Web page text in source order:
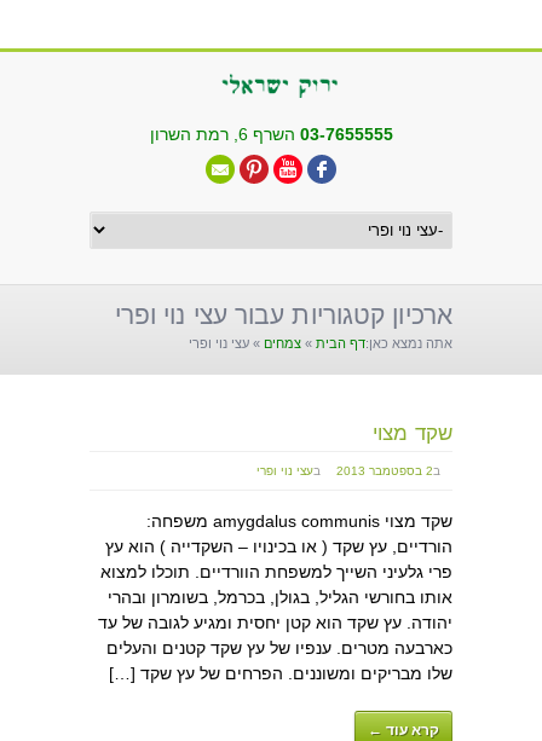
03-7655555 השרף 6, רמת השרון
ארכיון קטגוריות עבור עצי נוי ופרי
אתה נמצא כאן:דף הבית » צמחים » עצי נוי ופרי
שקד מצוי
ב2 בספטמבר 2013 בעצי נוי ופרי
שקד מצוי amygdalus communis משפחה:
הורדיים, עץ שקד ( או בכינויו – השקדייה ) הוא עץ
פרי גלעיני השייך למשפחת הוורדיים. תוכלו למצוא
אותו בחורשי הגליל, בגולן, בכרמל, בשומרון ובהרי
יהודה. עץ שקד הוא קטן יחסית ומגיע לגובה של עד
כארבעה מטרים. ענפיו של עץ שקד קטנים והעלים
שלו מבריקים ומשוננים. הפרחים של עץ שקד […]
קרא עוד ←